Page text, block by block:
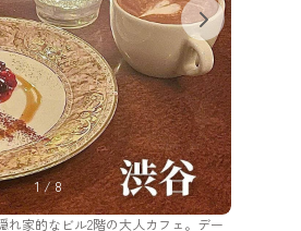
1/8
れ家的なビル2階の大人カフェ。デー